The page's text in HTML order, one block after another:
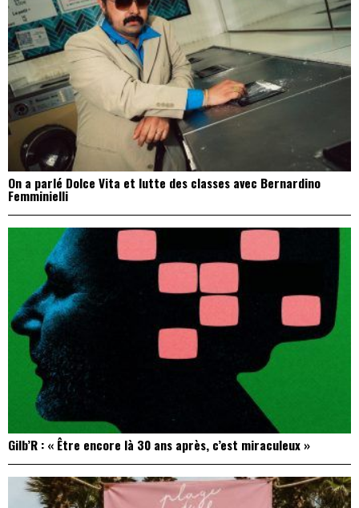
On a parlé Dolce Vita et lutte des classes avec Bernardino
Femminielli
Gilb’R : « Être encore là 30 ans après, c’est miraculeux »